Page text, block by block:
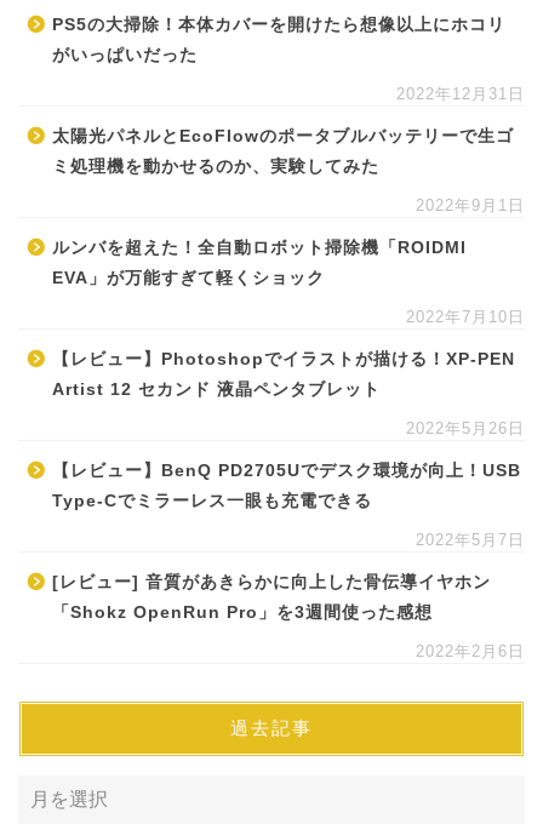
PS5の大掃除！本体カバーを開けたら想像以上にホコリ
がいっぱいだった
2022年12月31日
太陽光パネルとEcoFlowのポータブルバッテリーで生ゴ
ミ処理機を動かせるのか、実験してみた
2022年9月1日
ルンバを超えた！全自動ロボット掃除機「ROIDMI
EVA」が万能すぎて軽くショック
2022年7月10日
【レビュー】Photoshopでイラストが描ける！XP-PEN
Artist 12 セカンド 液晶ペンタブレット
2022年5月26日
【レビュー】BenQ PD2705Uでデスク環境が向上！USB
Type-Cでミラーレス一眼も充電できる
2022年5月7日
[レビュー] 音質があきらかに向上した骨伝導イヤホン
「Shokz OpenRun Pro」を3週間使った感想
2022年2月6日
過去記事